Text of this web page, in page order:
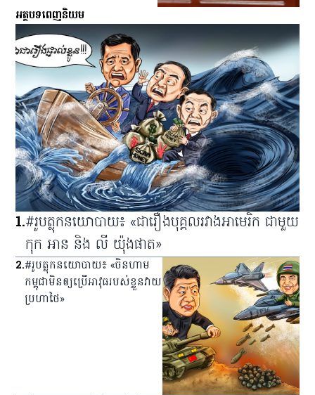
អត្ថបទពេញនិយម
1.#រូបត្លុកនយោបាយ៖ «ជារឿងបុគ្គលរវាងអាមេរិក ជាមួយ
កុក អាន និង លី យ៉ុងផាត»
2.#រូបត្លុកនយោបាយ៖ «ចិនហាម
កម្ពុជាមិនឲ្យប្រើអាវុធរបស់ខ្លួនវាយ
ប្រហាថៃ»